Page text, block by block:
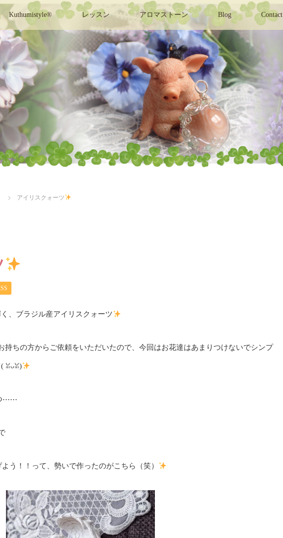
Kuthumistyle® レッスン アロマストーン Blog Contact
アイリスクォーツ
、ブラジル産アイリスクォーツ
持ちの方からご依頼をいただいたので、今回はお花達はあまりつけないでシンプ
⋯⋯
う！！って、勢いで作ったのがこちら（笑）